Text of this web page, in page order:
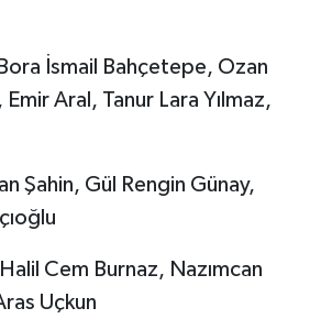
İsmail Bahçetepe, Ozan
Aral, Tanur Lara Yılmaz,
Şahin, Gül Rengin Günay,
Cem Burnaz, Nazımcan
Uçkun